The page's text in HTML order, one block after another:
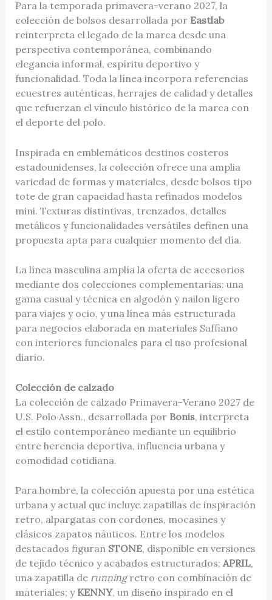
Para la temporada primavera-verano 2027, la
colección de bolsos desarrollada por Eastlab
reinterpreta el legado de la marca desde una
perspectiva contemporánea, combinando
elegancia informal, espíritu deportivo y
funcionalidad. Toda la línea incorpora referencias
ecuestres auténticas, herrajes de calidad y detalles
que refuerzan el vínculo histórico de la marca con
el deporte del polo.
Inspirada en emblemáticos destinos costeros
estadounidenses, la colección ofrece una amplia
variedad de formas y materiales, desde bolsos tipo
tote de gran capacidad hasta refinados modelos
mini. Texturas distintivas, trenzados, detalles
metálicos y funcionalidades versátiles definen una
propuesta apta para cualquier momento del día.
La línea masculina amplía la oferta de accesorios
mediante dos colecciones complementarias: una
gama casual y técnica en algodón y nailon ligero
para viajes y ocio, y una línea más estructurada
para negocios elaborada en materiales Saffiano
con interiores funcionales para el uso profesional
diario.
Colección de calzado
La colección de calzado Primavera-Verano 2027 de
U.S. Polo Assn., desarrollada por Bonis, interpreta
el estilo contemporáneo mediante un equilibrio
entre herencia deportiva, influencia urbana y
comodidad cotidiana.
Para hombre, la colección apuesta por una estética
urbana y actual que incluye zapatillas de inspiración
retro, alpargatas con cordones, mocasines y
clásicos zapatos náuticos. Entre los modelos
destacados figuran STONE, disponible en versiones
de tejido técnico y acabados estructurados; APRIL,
una zapatilla de runningretro con combinación de
materiales; y KENNY, un diseño inspirado en el